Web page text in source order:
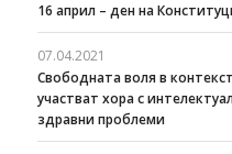
16 април – ден на
07.04.2021
Свободната воля в
участват хора с
здравни проблеми